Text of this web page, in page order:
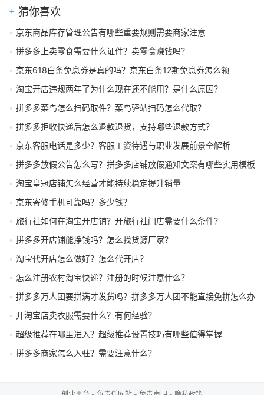
猜你喜欢
京东商品库存管理公告有哪些重要规则需要商家注意
拼多多上卖零食需要什么证件？卖零食赚钱吗？
京东618白条免息券是真的吗？京东白条12期免息券怎么领
淘宝开店违规两年了为什么现在还不能用？是什么原因？
拼多多菜鸟怎么扫码取件？菜鸟驿站扫码怎么代取？
拼多多拒收快递后怎么退款退货，支持哪些退款方式？
京东客服电话是多少？客服工资待遇与职业发展前景全解析
拼多多放假公告怎么写？拼多多店铺放假通知文案有哪些实用模板
淘宝皇冠店铺怎么经营才能持续稳定提升销量
京东寄修手机可靠吗？多少钱？
旅行社如何在淘宝开店铺？开旅行社门店需要什么条件？
拼多多开店铺能挣钱吗？怎么找货源厂家？
淘宝代开店怎么做好？怎么代开店？
怎么注册农村淘宝快递？注册的时候注意什么？
拼多多万人团要拼满才发货吗？拼多多万人团不能直接免拼怎么办
开淘宝店卖衣服需要什么？有何经验？
超级推荐在哪里进入？超级推荐设置技巧有哪些值得掌握
拼多多商家怎么入驻？需要注意什么？